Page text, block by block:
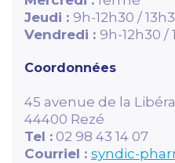
Jeudi : 9h-12h30 /
Vendredi : 9h-12h30 /
Coordonnées
45 avenue de la
44400 Rezé
Tel : 02 98 43 14 07
Courriel : syndic-